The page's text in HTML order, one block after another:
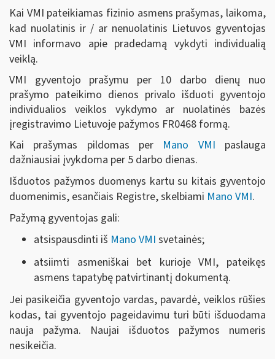
Kai VMI pateikiamas fizinio asmens prašymas, laikoma,
kad nuolatinis ir / ar nenuolatinis Lietuvos gyventojas
VMI informavo apie pradedamą vykdyti individualią
veiklą.
VMI gyventojo prašymu per 10 darbo dienų nuo
prašymo pateikimo dienos privalo išduoti gyventojo
individualios veiklos vykdymo ar nuolatinės bazės
įregistravimo Lietuvoje pažymos FR0468 formą.
Kai prašymas pildomas per Mano VMI paslauga
dažniausiai įvykdoma per 5 darbo dienas.
Išduotos pažymos duomenys kartu su kitais gyventojo
duomenimis, esančiais Registre, skelbiami Mano VMI.
Pažymą gyventojas gali:
atsispausdinti iš Mano VMI svetainės;
atsiimti asmeniškai bet kurioje VMI, pateikęs
asmens tapatybę patvirtinantį dokumentą.
Jei pasikeičia gyventojo vardas, pavardė, veiklos rūšies
kodas, tai gyventojo pageidavimu turi būti išduodama
nauja pažyma. Naujai išduotos pažymos numeris
nesikeičia.